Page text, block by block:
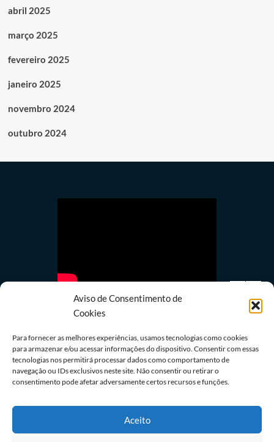
Aviso de Consentimento de
Cookies
Para fornecer as melhores experiências, usamos tecnologias como cookies
para armazenar e/ou acessar informações do dispositivo. Consentir com essas
tecnologias nos permitirá processar dados como comportamento de
navegação ou IDs exclusivos neste site. Não consentir ou retirar o
consentimento pode afetar adversamente certos recursos e funções.
Aceito
abril 2025
março 2025
fevereiro 2025
janeiro 2025
novembro 2024
outubro 2024
Política
PRD e Solidariedade decidem pela neutralidade
na eleição presidencial
Redação 05/08/2026